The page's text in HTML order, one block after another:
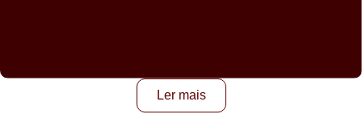
Ler mais